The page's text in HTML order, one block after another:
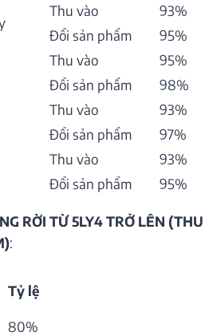
Thu vào
93%
Đổi sản phẩm
95%
Thu vào
95%
Đổi sản phẩm
98%
Thu vào
93%
Đổi sản phẩm
97%
Thu vào
93%
Đổi sản phẩm
95%
RỜI TỪ 5LY4 TRỞ LÊN (THU
:
Tỷ lệ
80%